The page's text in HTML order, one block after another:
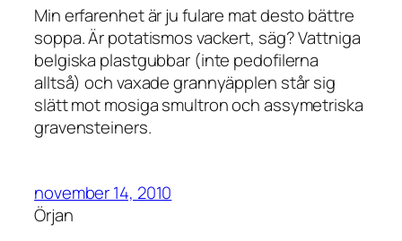
Min erfarenhet är ju fulare mat desto bättre
soppa. Är potatismos vackert, säg? Vattniga
belgiska plastgubbar (inte pedofilerna
alltså) och vaxade grannyäpplen står sig
slätt mot mosiga smultron och assymetriska
gravensteiners.
november 14, 2010
Örjan